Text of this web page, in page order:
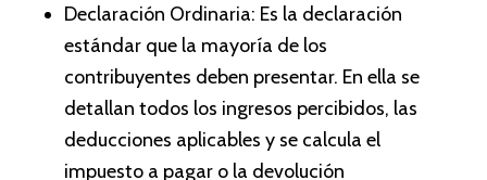
Declaración Ordinaria: Es la declaración
estándar que la mayoría de los
contribuyentes deben presentar. En ella se
detallan todos los ingresos percibidos, las
deducciones aplicables y se calcula el
impuesto a pagar o la devolución